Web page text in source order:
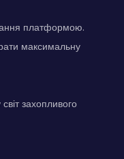
платформою.
максимальну
захопливого